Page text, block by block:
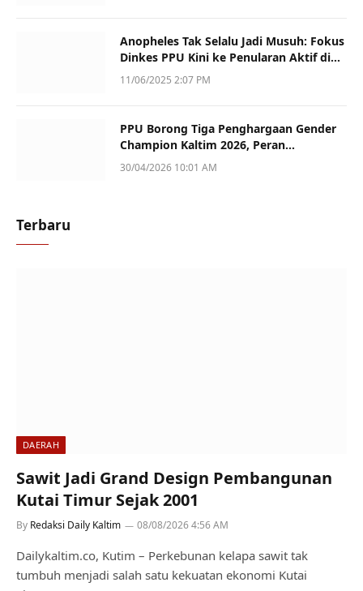
Anopheles Tak Selalu Jadi Musuh: Fokus
Dinkes PPU Kini ke Penularan Aktif di
Sotek
11/06/2025 2:07 PM
PPU Borong Tiga Penghargaan Gender
Champion Kaltim 2026, Peran
Perempuan Jadi Sorotan
30/04/2026 10:01 AM
Terbaru
DAERAH
Sawit Jadi Grand Design Pembangunan
Kutai Timur Sejak 2001
By Redaksi Daily Kaltim 08/08/2026 4:56 AM
Dailykaltim.co, Kutim – Perkebunan kelapa sawit tak
tumbuh menjadi salah satu kekuatan ekonomi Kutai